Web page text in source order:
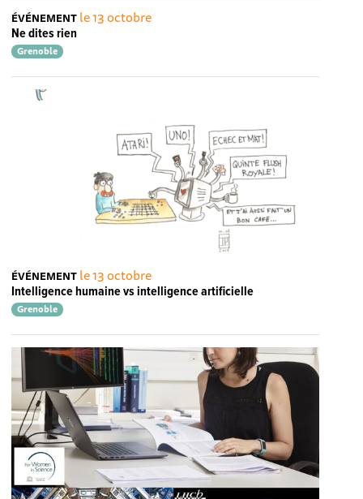
ÉVÉNEMENT le 13 octobre
Ne dites rien
Grenoble
ÉVÉNEMENT le 13 octobre
Intelligence humaine vs intelligence artificielle
Grenoble